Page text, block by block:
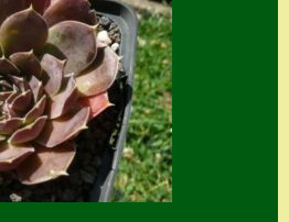
Warenkorb
Widerrufsbelehru
ng
Zahlung
Zahlungs- &
Versandinfos